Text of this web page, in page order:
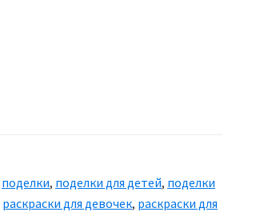
поделки, поделки для детей, поделки
раскраски для девочек, раскраски для